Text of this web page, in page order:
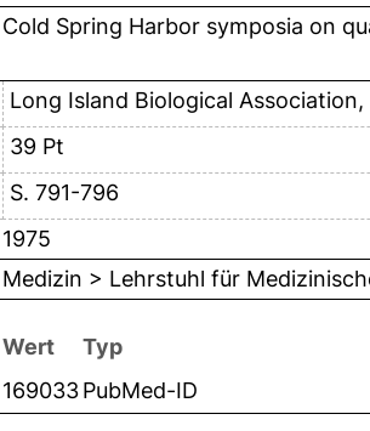
Cold Spring Harbor symposia on
Long Island Biological
39 Pt
S. 791-796
1975
Medizin > Lehrstuhl für
Wert
Typ
169033PubMed-ID